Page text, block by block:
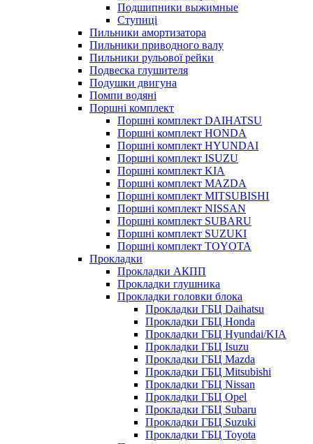
Подшипники выжимные
Ступиці
Пильники амортизатора
Пильники приводного валу
Пильники рульової рейки
Подвеска глушителя
Подушки двигуна
Помпи водяні
Поршні комплект
Поршні комплект DAIHATSU
Поршні комплект HONDA
Поршні комплект HYUNDAI
Поршні комплект ISUZU
Поршні комплект KIA
Поршні комплект MAZDA
Поршні комплект MITSUBISHI
Поршні комплект NISSAN
Поршні комплект SUBARU
Поршні комплект SUZUKI
Поршні комплект TOYOTA
Прокладки
Прокладки АКПП
Прокладки глушника
Прокладки головки блока
Прокладки ГБЦ Daihatsu
Прокладки ГБЦ Honda
Прокладки ГБЦ Hyundai/KIA
Прокладки ГБЦ Isuzu
Прокладки ГБЦ Mazda
Прокладки ГБЦ Mitsubishi
Прокладки ГБЦ Nissan
Прокладки ГБЦ Opel
Прокладки ГБЦ Subaru
Прокладки ГБЦ Suzuki
Прокладки ГБЦ Toyota